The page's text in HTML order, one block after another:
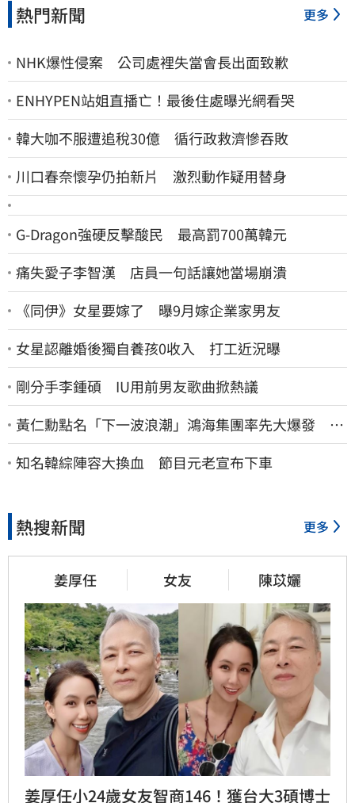
熱門新聞 更多
NHK爆性侵案 公司處裡失當會長出面致歉
ENHYPEN站姐直播亡！最後住處曝光網看哭
韓大咖不服遭追稅30億 循行政救濟慘吞敗
川口春奈懷孕仍拍新片 激烈動作疑用替身
G-Dragon強硬反擊酸民 最高罰700萬韓元
痛失愛子李智漢 店員一句話讓她當場崩潰
《同伊》女星要嫁了 曝9月嫁企業家男友
女星認離婚後獨自養孩0收入 打工近況曝
剛分手李鍾碩 IU用前男友歌曲掀熱議
黃仁勳點名「下一波浪潮」鴻海集團率先大爆發 台
股這族群全面噴出
知名韓綜陣容大換血 節目元老宣布下車
熱搜新聞 更多
姜厚任 女友 陳苡孋
姜厚任小24歲女友智商146！獲台大3碩博士